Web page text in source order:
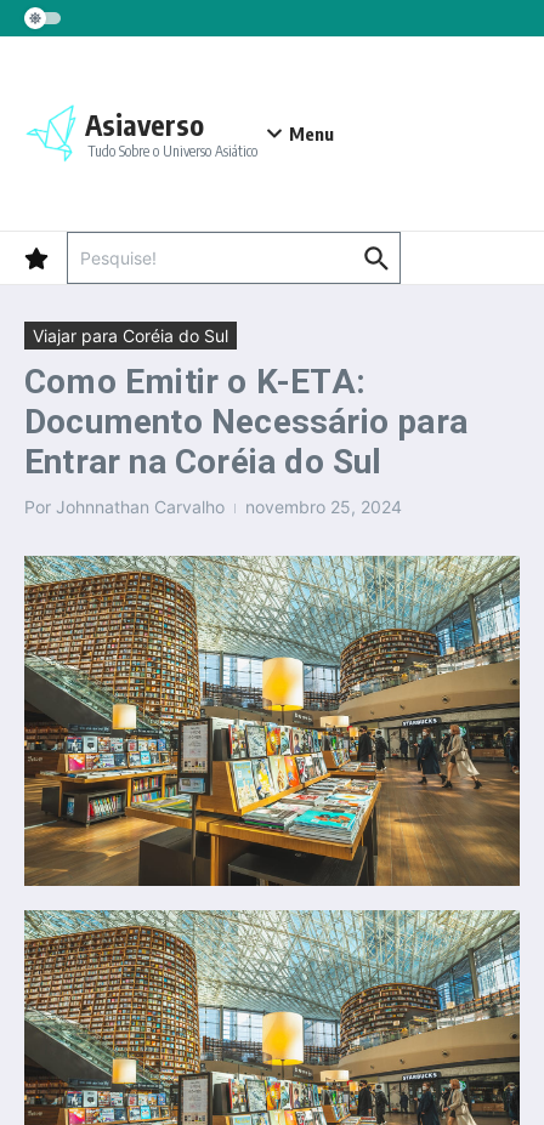
Ir para o conteúdo
Asiaverso
Tudo Sobre o Universo Asiático
Menu
Viajar para Coréia do Sul
Como Emitir o K-ETA:
Documento Necessário para
Entrar na Coréia do Sul
Por Johnnathan Carvalho novembro 25, 2024